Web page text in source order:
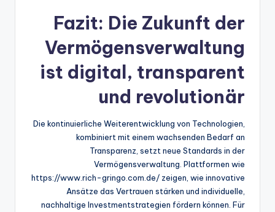
Fazit: Die Zukunft der
Vermögensverwaltung
ist digital, transparent
und revolutionär
Die kontinuierliche Weiterentwicklung von Technologien,
kombiniert mit einem wachsenden Bedarf an
Transparenz, setzt neue Standards in der
Vermögensverwaltung. Plattformen wie
https://www.rich-gringo.com.de/ zeigen, wie innovative
Ansätze das Vertrauen stärken und individuelle,
nachhaltige Investmentstrategien fördern können. Für